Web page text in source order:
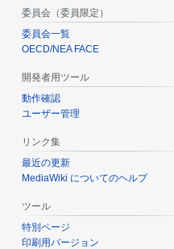
委員会（委員限定）
委員会一覧
OECD/NEA FACE
開発者用ツール
動作確認
ユーザー管理
リンク集
最近の更新
MediaWiki についてのヘルプ
ツール
特別ページ
印刷用バージョン